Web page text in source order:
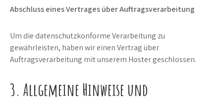
Abschluss eines Vertrages über Auftragsverarbeitung
Um die datenschutzkonforme Verarbeitung zu
gewährleisten, haben wir einen Vertrag über
Auftragsverarbeitung mit unserem Hoster geschlossen.
3. Allgemeine Hinweise und